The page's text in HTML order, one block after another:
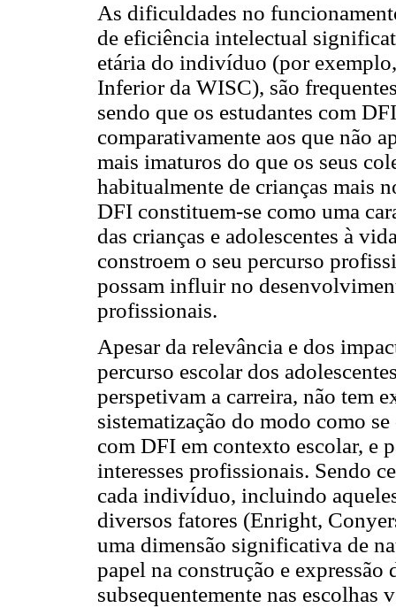
As dificuldades no
de eficiência intelectual
etária do indivíduo (por
Inferior da WISC), são
sendo que os estudantes com
comparativamente aos que não
mais imaturos do que os seus
habitualmente de crianças mais
DFI constituem-se como uma
das crianças e adolescentes à
constroem o seu percurso
possam influir no
profissionais.
Apesar da relevância e dos
percurso escolar dos
perspetivam a carreira, não tem
sistematização do modo como
com DFI em contexto escolar, e
interesses profissionais. Sendo
cada indivíduo, incluindo
diversos fatores (Enright,
uma dimensão significativa de
papel na construção e
subsequentemente nas escolhas